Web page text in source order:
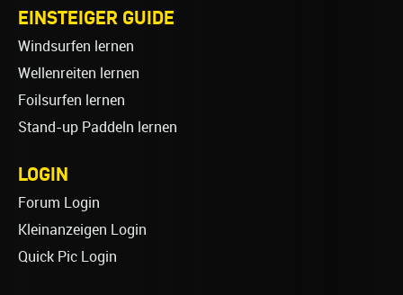
EINSTEIGER GUIDE
Windsurfen lernen
Wellenreiten lernen
Foilsurfen lernen
Stand-up Paddeln lernen
LOGIN
Forum Login
Kleinanzeigen Login
Quick Pic Login